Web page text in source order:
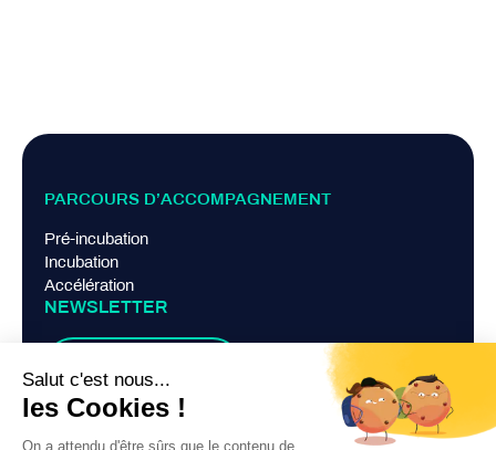
PARCOURS D’ACCOMPAGNEMENT
Pré-incubation
Incubation
Accélération
NEWSLETTER
LIENS PRATIQUES
Mentions légales